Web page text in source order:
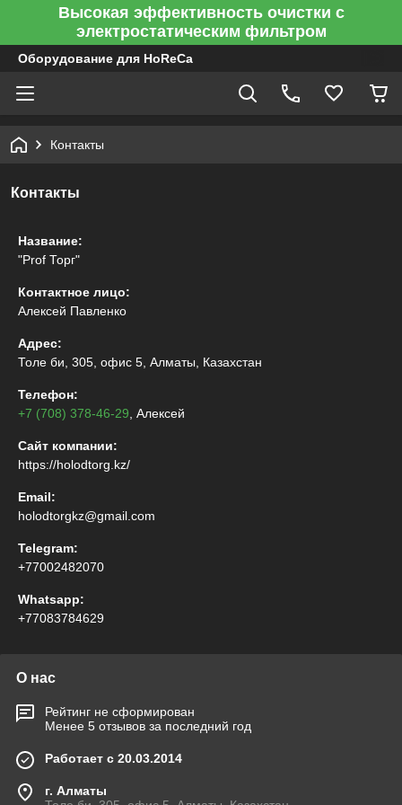
Высокая эффективность очистки с
электростатическим фильтром
Оборудование для HoReCa
Контакты
Контакты
Название:
"Prof Торг"
Контактное лицо:
Алексей Павленко
Адрес:
Толе би, 305, офис 5, Алматы, Казахстан
Телефон:
+7 (708) 378-46-29 , Алексей
Сайт компании:
https://holodtorg.kz/
Email:
holodtorgkz@gmail.com
Telegram:
+77002482070
Whatsapp:
+77083784629
О нас
Рейтинг не сформирован
Менее 5 отзывов за последний год
Работает с 20.03.2014
г. Алматы